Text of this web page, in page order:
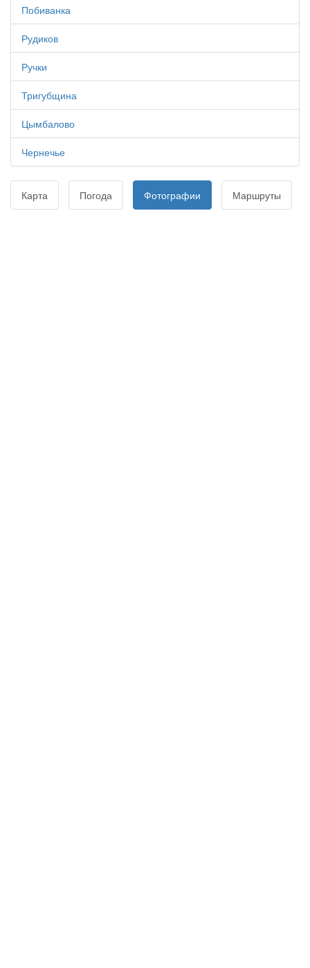
Побиванка
Рудиков
Ручки
Тригубщина
Цымбалово
Чернечье
Карта Погода Фотографии Маршруты